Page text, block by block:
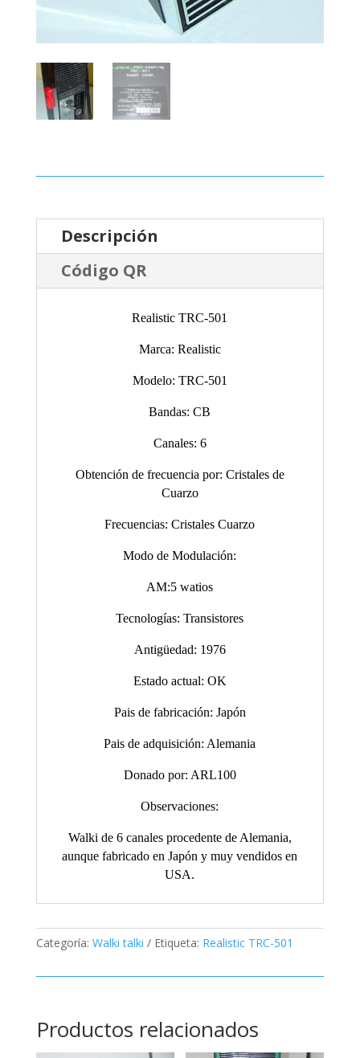
Descripción
Código QR
Realistic TRC-501
Marca: Realistic
Modelo: TRC-501
Bandas: CB
Canales: 6
Obtención de frecuencia por: Cristales de
Cuarzo
Frecuencias: Cristales Cuarzo
Modo de Modulación:
AM:5 watios
Tecnologías: Transistores
Antigüedad: 1976
Estado actual: OK
Pais de fabricación: Japón
Pais de adquisición: Alemania
Donado por: ARL100
Observaciones:
Walki de 6 canales procedente de Alemania,
aunque fabricado en Japón y muy vendidos en
USA.
Categoría: Walki talki Etiqueta: Realistic TRC-501
Productos relacionados